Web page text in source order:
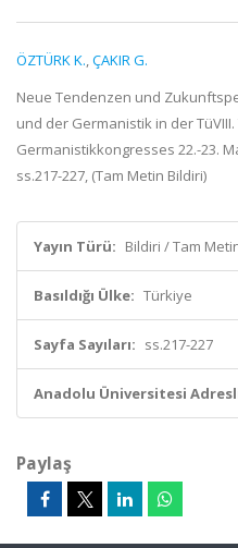
ÖZTÜRK K.,ÇAKIR G.
Neue Tendenzen und
und der Germanistik in der
Germanistikkongresses 22.-23.
ss.217-227, (Tam Metin Bildiri)
Yayın Türü: Bildiri / Tam
Basıldığı Ülke: Türkiye
Sayfa Sayıları: ss.217-227
Anadolu Üniversitesi
Paylaş